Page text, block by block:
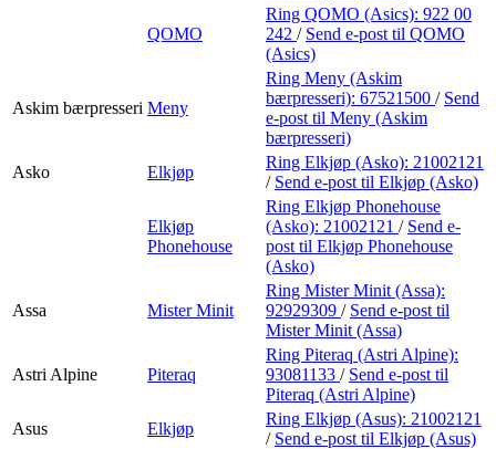
QOMO
Ring QOMO (Asics): 922 00
242 / Send e-post til QOMO
(Asics)
Askim bærpresseri Meny
Ring Meny (Askim
bærpresseri): 67521500 / Send
e-post til Meny (Askim
bærpresseri)
Asko
Elkjøp
Ring Elkjøp (Asko): 21002121
/ Send e-post til Elkjøp (Asko)
Elkjøp
Phonehouse
Ring Elkjøp Phonehouse
(Asko): 21002121 / Send e-
post til Elkjøp Phonehouse
(Asko)
Assa Mister Minit
Ring Mister Minit (Assa):
92929309 / Send e-post til
Mister Minit (Assa)
Astri Alpine Piteraq
Ring Piteraq (Astri Alpine):
93081133 / Send e-post til
Piteraq (Astri Alpine)
Asus
Elkjøp
Ring Elkjøp (Asus): 21002121
/ Send e-post til Elkjøp (Asus)